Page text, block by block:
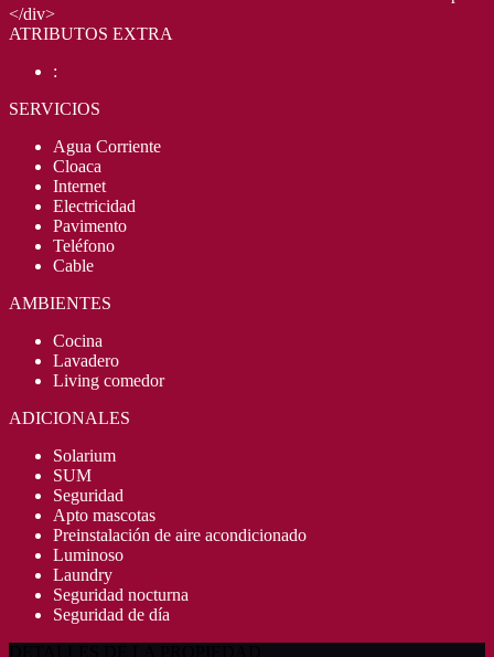
</div>
ATRIBUTOS EXTRA
:
SERVICIOS
Agua Corriente
Cloaca
Internet
Electricidad
Pavimento
Teléfono
Cable
AMBIENTES
Cocina
Lavadero
Living comedor
ADICIONALES
Solarium
SUM
Seguridad
Apto mascotas
Preinstalación de aire acondicionado
Luminoso
Laundry
Seguridad nocturna
Seguridad de día